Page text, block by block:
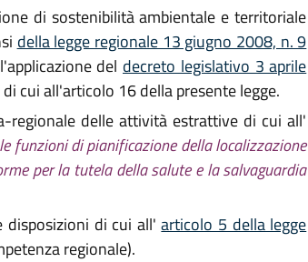
di sostenibilità ambientale e territoriale
della legge regionale 13 giugno 2008, n. 9
del decreto legislativo 3 aprile
cui all'articolo 16 della presente legge.
regionale delle attività estrattive di cui all'
funzioni di pianificazione della localizzazione
per la tutela della salute e la salvaguardia
disposizioni di cui all'articolo 5 della legge
regionale).